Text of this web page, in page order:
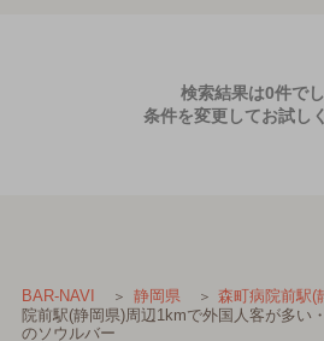
検索結果は0件でし
条件を変更してお試し
BAR-NAVI 静岡県 森町病院前駅(
院前駅(静岡県)周辺1kmで外国人客が多い
のソウルバー